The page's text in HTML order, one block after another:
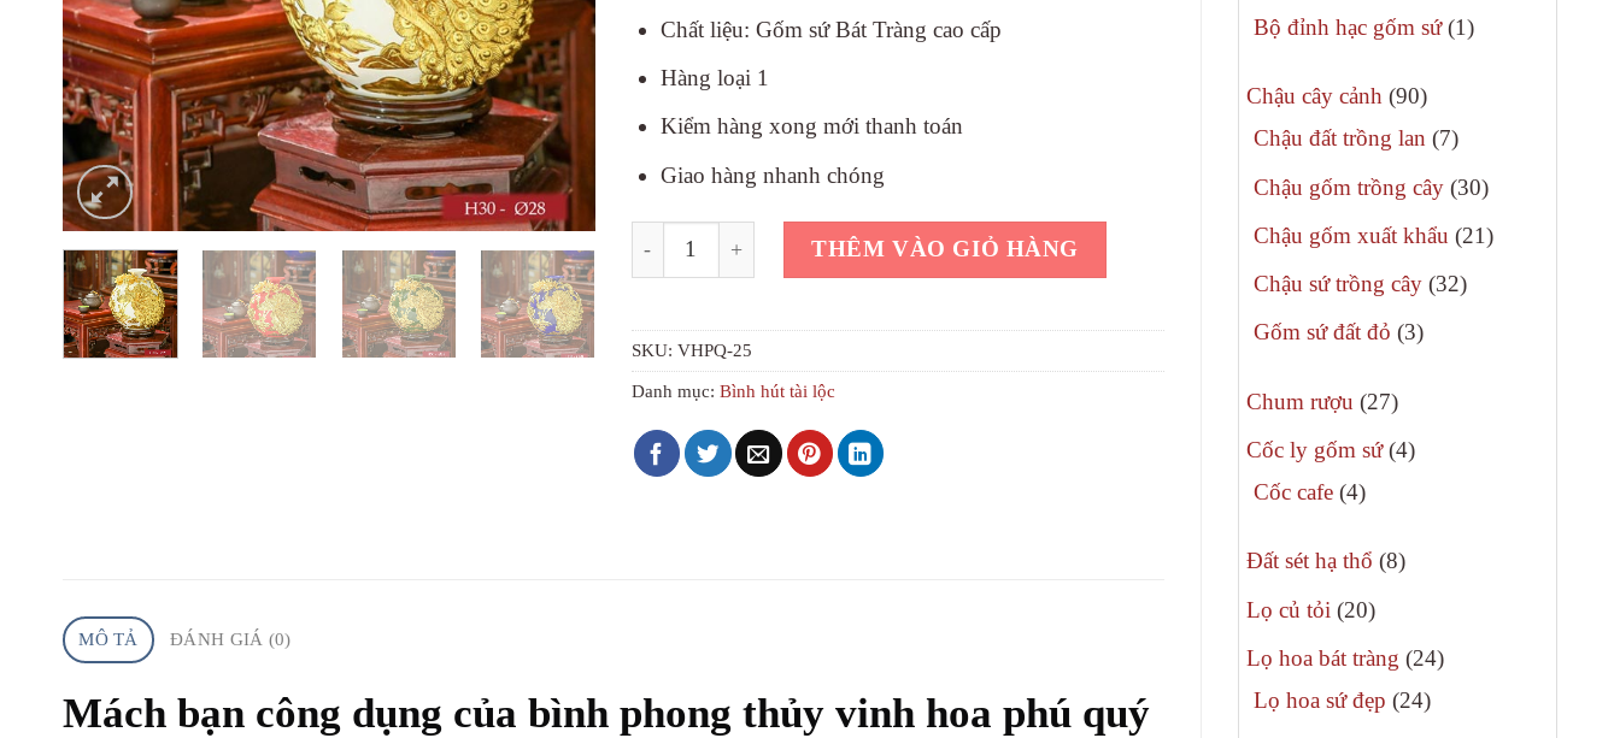
sản
Bộ đỉnh hạc gốm sứ 11
Chậu cây cảnh 9090
sản
Chậu đất trồng lan 77
phẩm
Chậu gốm trồng cây 3030
phẩm
Chậu gốm xuất khẩu 2121
Chậu sứ trồng cây 3232
Gốm sứ đất đỏ 33
Chum rượu 2727
phẩm
Cốc ly gốm sứ 44
Cốc cafe 44
phẩm
Đất sét hạ thổ 88
Lọ củ tỏi 2020
phẩm
Lọ hoa bát tràng 2424
Lọ hoa sứ đẹp 2424
Chất liệu: Gốm sứ Bát Tràng cao cấp
Hàng loại 1
Kiểm hàng xong mới thanh toán
Giao hàng nhanh chóng
Bình phong thủy dát vàng vinh hoa phú quý màu trắng H30cm số lượng
THÊM VÀO GIỎ HÀNG
SKU: VHPQ-25
Danh mục: Bình hút tài lộc
MÔ TẢ ĐÁNH GIÁ (0)
Mách bạn công dụng của bình phong thủy vinh hoa phú quý